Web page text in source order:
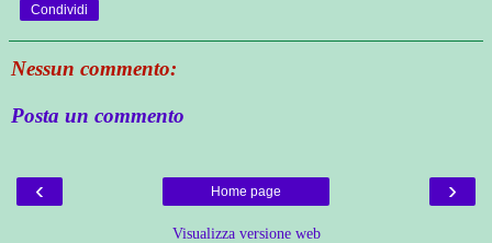
Condividi
Nessun commento:
Posta un commento
‹ ›
Home page
Visualizza versione web